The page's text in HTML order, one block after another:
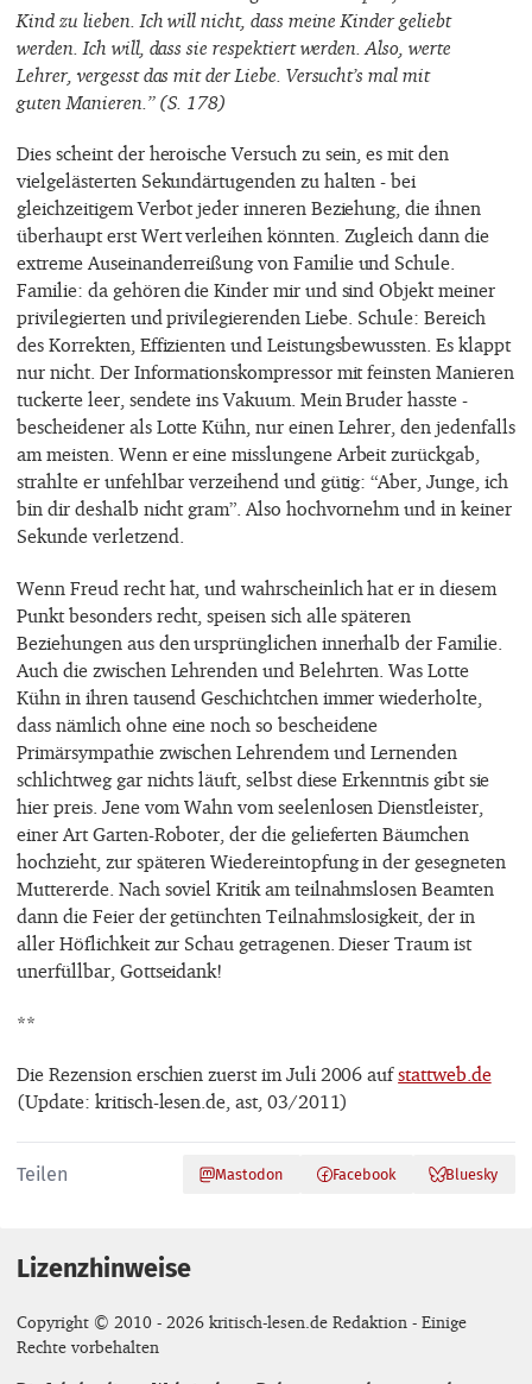
Kind zu lieben. Ich will nicht, dass meine Kinder geliebt
werden. Ich will, dass sie respektiert werden. Also, werte
Lehrer, vergesst das mit der Liebe. Versucht’s mal mit
guten Manieren.” (S. 178)
Dies scheint der heroische Versuch zu sein, es mit den
vielgelästerten Sekundärtugenden zu halten - bei
gleichzeitigem Verbot jeder inneren Beziehung, die ihnen
überhaupt erst Wert verleihen könnten. Zugleich dann die
extreme Auseinanderreißung von Familie und Schule.
Familie: da gehören die Kinder mir und sind Objekt meiner
privilegierten und privilegierenden Liebe. Schule: Bereich
des Korrekten, Effizienten und Leistungsbewussten. Es klappt
nur nicht. Der Informationskompressor mit feinsten Manieren
tuckerte leer, sendete ins Vakuum. Mein Bruder hasste -
bescheidener als Lotte Kühn, nur einen Lehrer, den jedenfalls
am meisten. Wenn er eine misslungene Arbeit zurückgab,
strahlte er unfehlbar verzeihend und gütig: “Aber, Junge, ich
bin dir deshalb nicht gram”. Also hochvornehm und in keiner
Sekunde verletzend.
Wenn Freud recht hat, und wahrscheinlich hat er in diesem
Punkt besonders recht, speisen sich alle späteren
Beziehungen aus den ursprünglichen innerhalb der Familie.
Auch die zwischen Lehrenden und Belehrten. Was Lotte
Kühn in ihren tausend Geschichtchen immer wiederholte,
dass nämlich ohne eine noch so bescheidene
Primärsympathie zwischen Lehrendem und Lernenden
schlichtweg gar nichts läuft, selbst diese Erkenntnis gibt sie
hier preis. Jene vom Wahn vom seelenlosen Dienstleister,
einer Art Garten-Roboter, der die gelieferten Bäumchen
hochzieht, zur späteren Wiedereintopfung in der gesegneten
Muttererde. Nach soviel Kritik am teilnahmslosen Beamten
dann die Feier der getünchten Teilnahmslosigkeit, der in
aller Höflichkeit zur Schau getragenen. Dieser Traum ist
unerfüllbar, Gottseidank!
**
Die Rezension erschien zuerst im Juli 2006 aufstattweb.de
(Update: kritisch-lesen.de, ast, 03/2011)
Teilen Mastodon Facebook Bluesky
Lizenzhinweise
Copyright © 2010 - 2026 kritisch-lesen.de Redaktion - Einige
Rechte vorbehalten